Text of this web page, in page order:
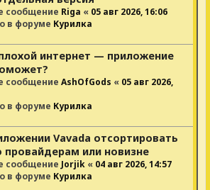
сообщение Riga « 05 авг 2026, 16:06
в форуме Курилка
интернет — приложение
сообщение AshOfGods « 05 авг 2026,
в форуме Курилка
Vavada отсортировать
провайдерам или новизне
сообщение Jorjik « 04 авг 2026, 14:57
в форуме Курилка